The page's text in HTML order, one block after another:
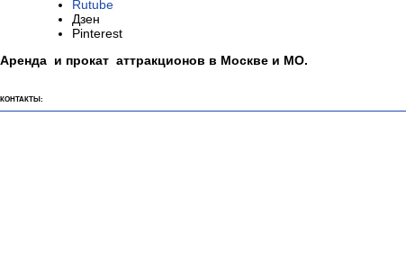
Rutube
Дзен
Pinterest
Аренда и прокат аттракционов в Москве и МО.
КОНТАКТЫ: